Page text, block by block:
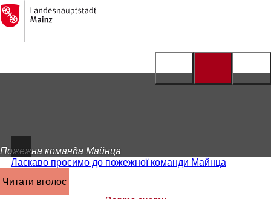
Перейти до змісту
На
головну
сторінку
Пожежна команда Майнца
Ласкаво просимо до пожежної команди Майнца
читати вголос